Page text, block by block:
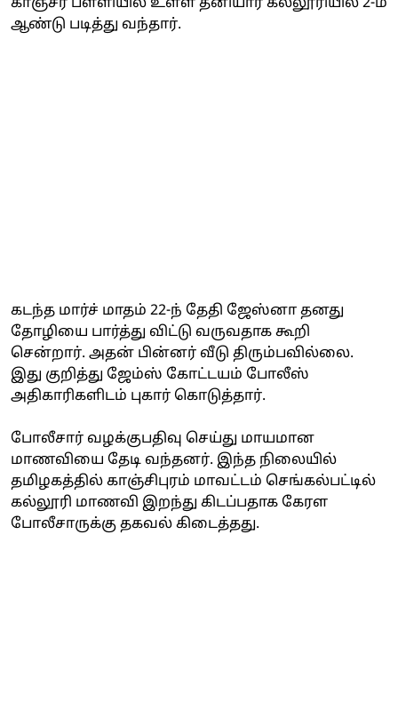
ஆண்டு படித்து வந்தார்.
கடந்த மார்ச் மாதம் 22-ந் தேதி ஜேஸ்னா தனது
தோழியை பார்த்து விட்டு வருவதாக கூறி
சென்றார். அதன் பின்னர் வீடு திரும்பவில்லை.
இது குறித்து ஜேம்ஸ் கோட்டயம் போலீஸ்
அதிகாரிகளிடம் புகார் கொடுத்தார்.
போலீசார் வழக்குபதிவு செய்து மாயமான
மாணவியை தேடி வந்தனர். இந்த நிலையில்
தமிழகத்தில் காஞ்சிபுரம் மாவட்டம் செங்கல்பட்டில்
கல்லூரி மாணவி இறந்து கிடப்பதாக கேரள
போலீசாருக்கு தகவல் கிடைத்தது.